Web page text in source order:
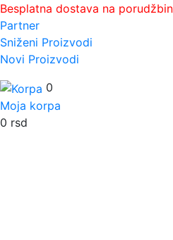
Besplatna dostava na
Partner
Sniženi Proizvodi
Novi Proizvodi
0
Moja korpa
0 rsd